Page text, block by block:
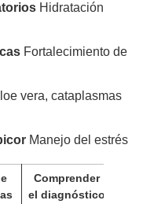
Hidratación
Fortalecimiento de
vera, cataplasmas
Manejo del estrés
Comprender
el diagnóstico